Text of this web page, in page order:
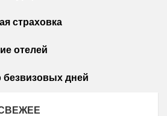
страховка
отелей
безвизовых дней